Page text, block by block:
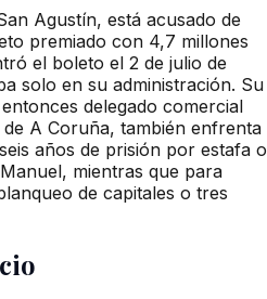
Agustín, está acusado de
premiado con 4,7 millones
el boleto el 2 de julio de
solo en su administración. Su
delegado comercial
A Coruña, también enfrenta
años de prisión por estafa o
mientras que para
de capitales o tres